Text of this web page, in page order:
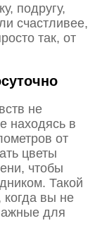
подругу,
счастливее,
так, от
не
находясь в
от
цветы
чтобы
Такой
когда вы не
для